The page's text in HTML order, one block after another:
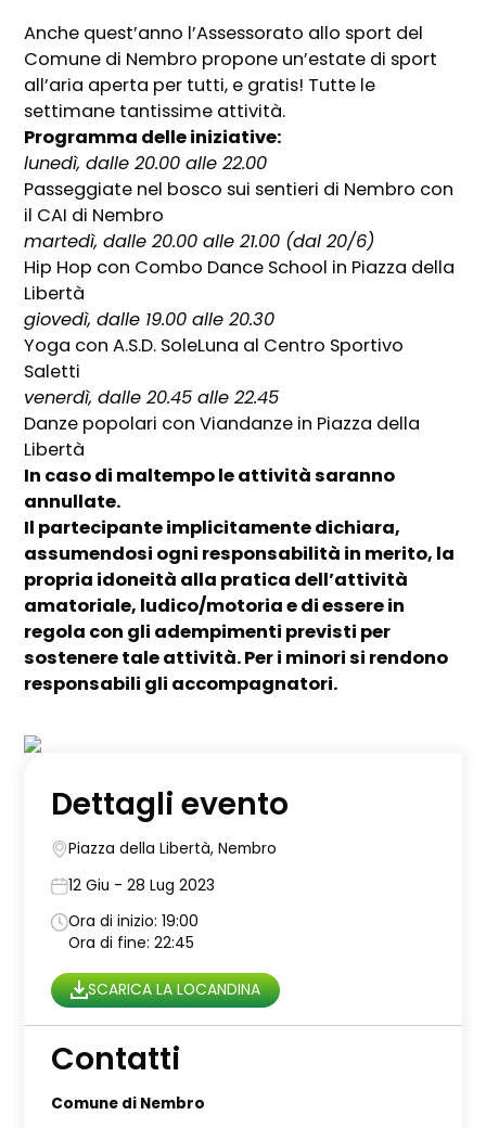
Anche quest’anno l’Assessorato allo sport del
Comune di Nembro propone un’estate di sport
all’aria aperta per tutti, e gratis! Tutte le
settimane tantissime attività.
Programma delle iniziative:
lunedì, dalle 20.00 alle 22.00
Passeggiate nel bosco sui sentieri di Nembro con
il CAI di Nembro
martedì, dalle 20.00 alle 21.00 (dal 20/6)
Hip Hop con Combo Dance School in Piazza della
Libertà
giovedì, dalle 19.00 alle 20.30
Yoga con A.S.D. SoleLuna al Centro Sportivo
Saletti
venerdì, dalle 20.45 alle 22.45
Danze popolari con Viandanze in Piazza della
Libertà
In caso di maltempo le attività saranno
annullate.
Il partecipante implicitamente dichiara,
assumendosi ogni responsabilità in merito, la
propria idoneità alla pratica dell’attività
amatoriale, ludico/motoria e di essere in
regola con gli adempimenti previsti per
sostenere tale attività. Per i minori si rendono
responsabili gli accompagnatori.
Dettagli evento
Piazza della Libertà, Nembro
12 Giu - 28 Lug 2023
Ora di inizio: 19:00
Ora di fine: 22:45
SCARICA LA LOCANDINA
Contatti
Comune di Nembro